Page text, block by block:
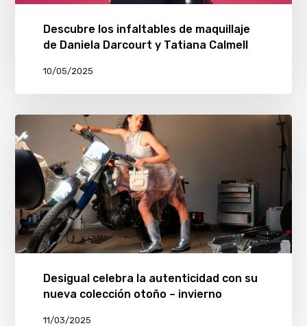
Descubre los infaltables de maquillaje
de Daniela Darcourt y Tatiana Calmell
10/05/2025
Desigual celebra la autenticidad con su
nueva colección otoño – invierno
11/03/2025